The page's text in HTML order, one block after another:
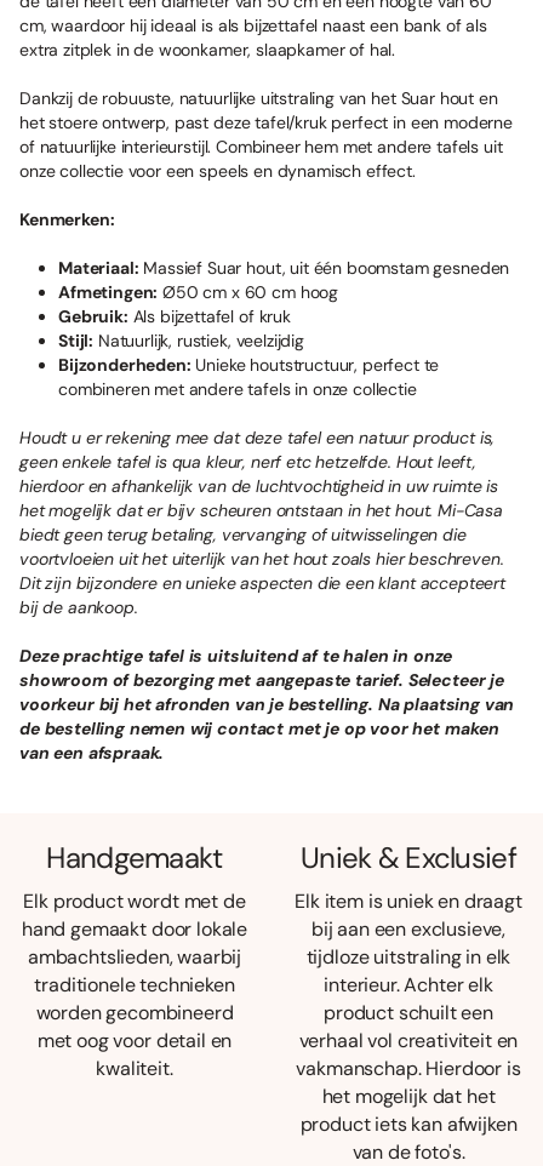
cm, waardoor hij ideaal is als bijzettafel naast een bank of als
extra zitplek in de woonkamer, slaapkamer of hal.
Dankzij de robuuste, natuurlijke uitstraling van het Suar hout en
het stoere ontwerp, past deze tafel/kruk perfect in een moderne
of natuurlijke interieurstijl. Combineer hem met andere tafels uit
onze collectie voor een speels en dynamisch effect.
Kenmerken:
Materiaal: Massief Suar hout, uit één boomstam gesneden
Afmetingen: Ø50 cm x 60 cm hoog
Gebruik: Als bijzettafel of kruk
Stijl: Natuurlijk, rustiek, veelzijdig
Bijzonderheden: Unieke houtstructuur, perfect te
combineren met andere tafels in onze collectie
Houdt u er rekening mee dat deze tafel een natuur product is,
geen enkele tafel is qua kleur, nerf etc hetzelfde. Hout leeft,
hierdoor en afhankelijk van de luchtvochtigheid in uw ruimte is
het mogelijk dat er bijv scheuren ontstaan in het hout. Mi-Casa
biedt geen terug betaling, vervanging of uitwisselingen die
voortvloeien uit het uiterlijk van het hout zoals hier beschreven.
Dit zijn bijzondere en unieke aspecten die een klant accepteert
bij de aankoop.
Deze prachtige tafel is uitsluitend af te halen in onze
showroom of bezorging met aangepaste tarief. Selecteer je
voorkeur bij het afronden van je bestelling. Na plaatsing van
de bestelling nemen wij contact met je op voor het maken
van een afspraak.
Handgemaakt
Elk product wordt met de
hand gemaakt door lokale
ambachtslieden, waarbij
traditionele technieken
worden gecombineerd
met oog voor detail en
kwaliteit.
Uniek & Exclusief
Elk item is uniek en draagt
bij aan een exclusieve,
tijdloze uitstraling in elk
interieur. Achter elk
product schuilt een
verhaal vol creativiteit en
vakmanschap. Hierdoor is
het mogelijk dat het
product iets kan afwijken
van de foto's.